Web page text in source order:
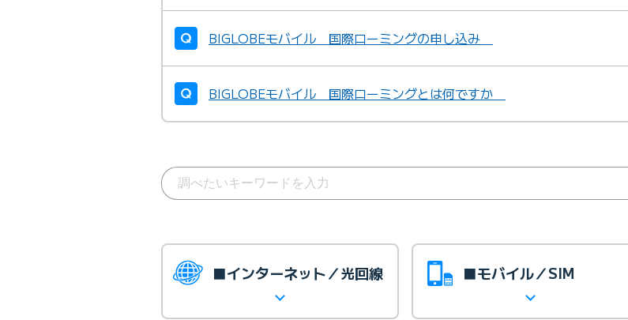
BIGLOBEモバイル 国際ローミングの申し込み
BIGLOBEモバイル 国際ローミングとは何ですか
■インターネット／光回線 ■モバイル／SIM